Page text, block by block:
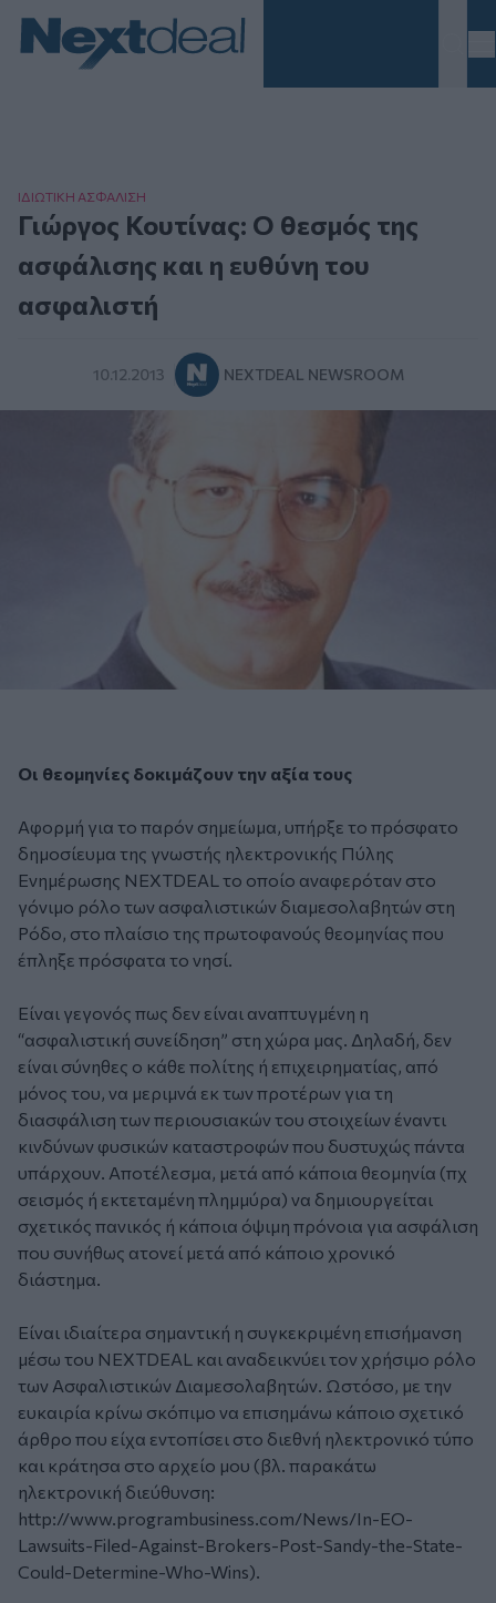
ΙΔΙΩΤΙΚΗ ΑΣΦAΛΙΣΗ
Γιώργος Κουτίνας: Ο θεσμός της
ασφάλισης και η ευθύνη του
ασφαλιστή
10.12.2013 NEXTDEAL NEWSROOM
Οι θεομηνίες δοκιμάζουν την αξία τους
Αφορμή για το παρόν σημείωμα, υπήρξε το πρόσφατο
δημοσίευμα της γνωστής ηλεκτρονικής Πύλης
Ενημέρωσης NEXTDEAL το οποίο αναφερόταν στο
γόνιμο ρόλο των ασφαλιστικών διαμεσολαβητών στη
Ρόδο, στο πλαίσιο της πρωτοφανούς θεομηνίας που
έπληξε πρόσφατα το νησί.
Είναι γεγονός πως δεν είναι αναπτυγμένη η
“ασφαλιστική συνείδηση” στη χώρα μας. Δηλαδή, δεν
είναι σύνηθες ο κάθε πολίτης ή επιχειρηματίας, από
μόνος του, να μεριμνά εκ των προτέρων για τη
διασφάλιση των περιουσιακών του στοιχείων έναντι
κινδύνων φυσικών καταστροφών που δυστυχώς πάντα
υπάρχουν. Αποτέλεσμα, μετά από κάποια θεομηνία (πχ
σεισμός ή εκτεταμένη πλημμύρα) να δημιουργείται
σχετικός πανικός ή κάποια όψιμη πρόνοια για ασφάλιση
που συνήθως ατονεί μετά από κάποιο χρονικό
διάστημα.
Είναι ιδιαίτερα σημαντική η συγκεκριμένη επισήμανση
μέσω του NEXTDEAL και αναδεικνύει τον χρήσιμο ρόλο
των Ασφαλιστικών Διαμεσολαβητών. Ωστόσο, με την
ευκαιρία κρίνω σκόπιμο να επισημάνω κάποιο σχετικό
άρθρο που είχα εντοπίσει στο διεθνή ηλεκτρονικό τύπο
και κράτησα στο αρχείο μου (βλ. παρακάτω
ηλεκτρονική διεύθυνση:
http://www.programbusiness.com/News/In-EO-
Lawsuits-Filed-Against-Brokers-Post-Sandy-the-State-
Could-Determine-Who-Wins).